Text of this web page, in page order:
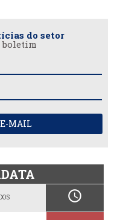
do setor
boletim
MAIL
schedule